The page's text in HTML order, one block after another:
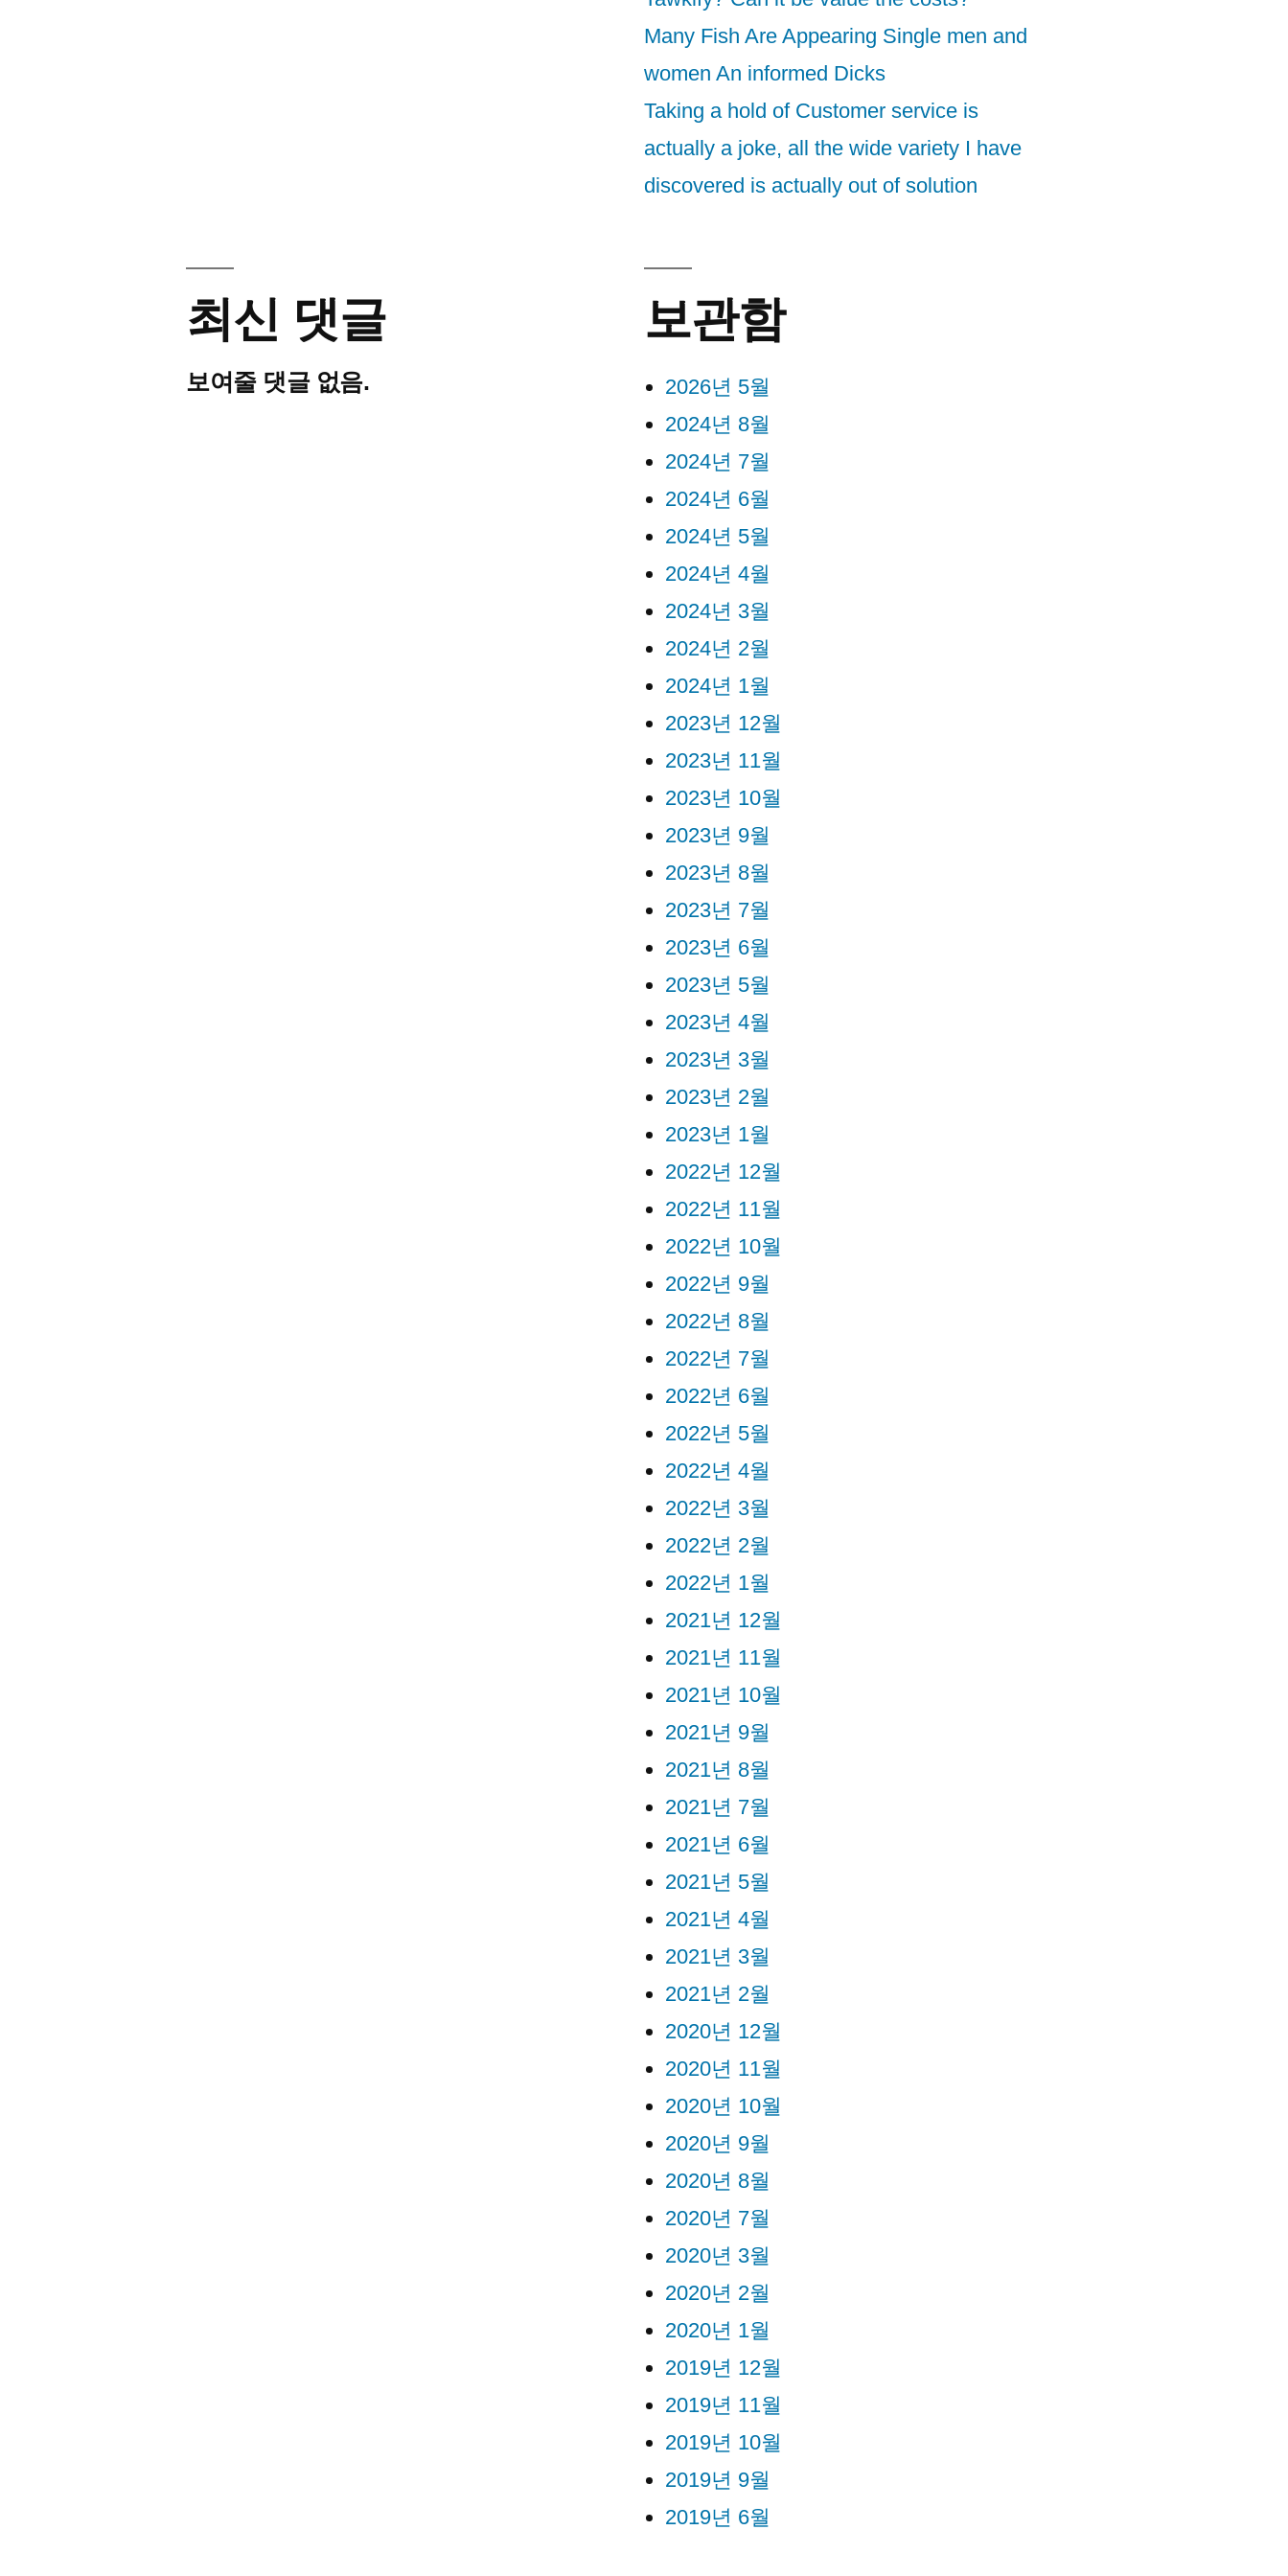
Many Fish Are Appearing Single men and
women An informed Dicks
Taking a hold of Customer service is
actually a joke, all the wide variety I have
discovered is actually out of solution
최신 댓글
보여줄 댓글 없음.
보관함
2026년 5월
2024년 8월
2024년 7월
2024년 6월
2024년 5월
2024년 4월
2024년 3월
2024년 2월
2024년 1월
2023년 12월
2023년 11월
2023년 10월
2023년 9월
2023년 8월
2023년 7월
2023년 6월
2023년 5월
2023년 4월
2023년 3월
2023년 2월
2023년 1월
2022년 12월
2022년 11월
2022년 10월
2022년 9월
2022년 8월
2022년 7월
2022년 6월
2022년 5월
2022년 4월
2022년 3월
2022년 2월
2022년 1월
2021년 12월
2021년 11월
2021년 10월
2021년 9월
2021년 8월
2021년 7월
2021년 6월
2021년 5월
2021년 4월
2021년 3월
2021년 2월
2020년 12월
2020년 11월
2020년 10월
2020년 9월
2020년 8월
2020년 7월
2020년 3월
2020년 2월
2020년 1월
2019년 12월
2019년 11월
2019년 10월
2019년 9월
2019년 6월